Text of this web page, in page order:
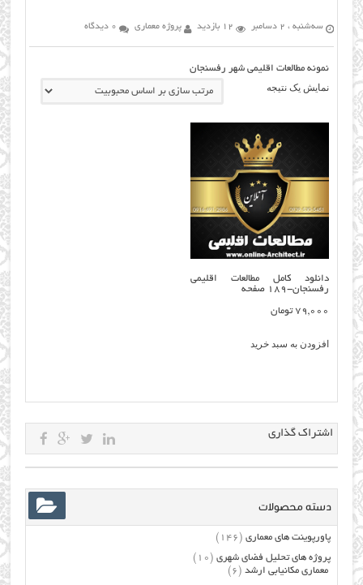
سه‌شنبه ، 2 دسامبر 12 بازدید پروژه معماری 0 دیدگاه
نمونه مطالعات اقلیمی شهر رفسنجان
نمایش یک نتیجه
دانلود کامل مطالعات اقلیمی
رفسنجان-۱۸۹ صفحه
79,000 تومان
افزودن به سبد خرید
اشتراک گذاری
دسته محصولات
پاورپوینت های معماری (146)
پروژه های تحلیل فضای شهری (10)
معماری مکانیابی ارشد (6)